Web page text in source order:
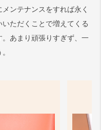
ンテナンスをすれば永く
ただくことで増えてくる
あまり頑張りすぎず、一